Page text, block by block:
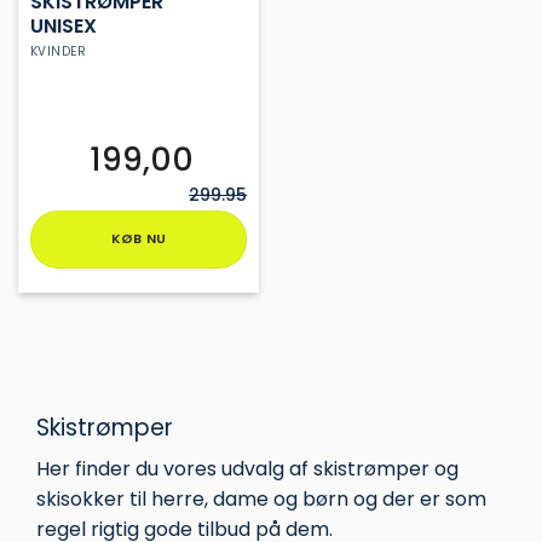
KVINDER
UNISEX
KØB NU
vare
kan
vælges
på
varesiden
299.95
199,00
Skistrømper
Her finder du vores udvalg af skistrømper og
skisokker til herre, dame og børn og der er som
regel rigtig gode tilbud på dem.